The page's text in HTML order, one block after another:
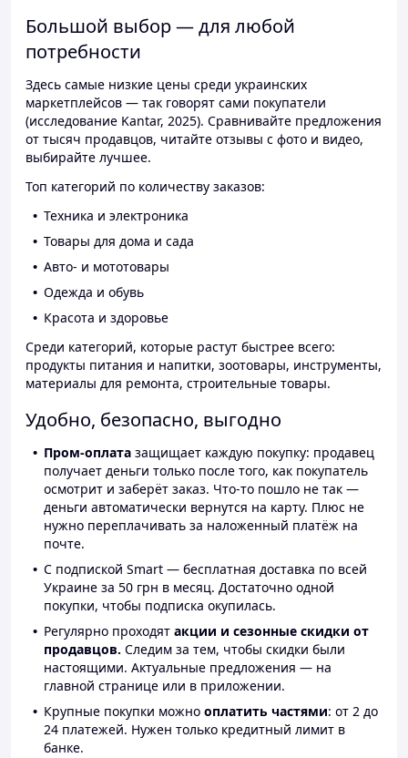
Большой выбор — для любой
потребности
Здесь самые низкие цены среди украинских
маркетплейсов — так говорят сами покупатели
(исследование Kantar, 2025). Сравнивайте предложения
от тысяч продавцов, читайте отзывы с фото и видео,
выбирайте лучшее.
Топ категорий по количеству заказов:
Техника и электроника
Товары для дома и сада
Авто- и мототовары
Одежда и обувь
Красота и здоровье
Среди категорий, которые растут быстрее всего:
продукты питания и напитки, зоотовары, инструменты,
материалы для ремонта, строительные товары.
Удобно, безопасно, выгодно
Пром-оплата защищает каждую покупку: продавец
получает деньги только после того, как покупатель
осмотрит и заберёт заказ. Что-то пошло не так —
деньги автоматически вернутся на карту. Плюс не
нужно переплачивать за наложенный платёж на
почте.
С подпиской Smart — бесплатная доставка по всей
Украине за 50 грн в месяц. Достаточно одной
покупки, чтобы подписка окупилась.
Регулярно проходят акции и сезонные скидки от
продавцов. Следим за тем, чтобы скидки были
настоящими. Актуальные предложения — на
главной странице или в приложении.
Крупные покупки можно оплатить частями: от 2 до
24 платежей. Нужен только кредитный лимит в
банке.